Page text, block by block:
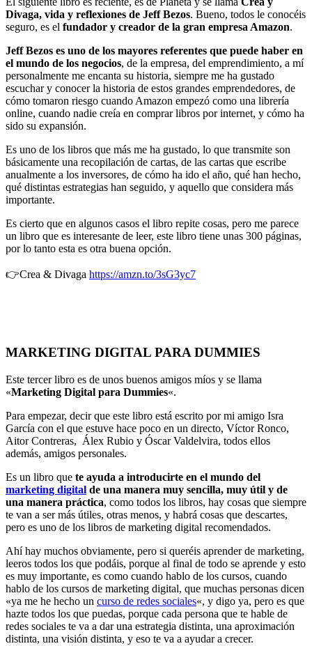
Divaga, vida y reflexiones de Jeff Bezos. Bueno, todos le conocéis
seguro, es el fundador y creador de la gran empresa Amazon.
Jeff Bezos es uno de los mayores referentes que puede haber en
el mundo de los negocios, de la empresa, del emprendimiento, a mí
personalmente me encanta su historia, siempre me ha gustado
escuchar y conocer la historia de estos grandes emprendedores, de
cómo tomaron riesgo cuando Amazon empezó como una librería
online, cuando nadie creía en comprar libros por internet, y cómo ha
sido su expansión.
Es uno de los libros que más me ha gustado, lo que transmite son
básicamente una recopilación de cartas, de las cartas que escribe
anualmente a los inversores, de cómo ha ido el año, qué han hecho,
qué distintas estrategias han seguido, y aquello que considera más
importante.
Es cierto que en algunos casos el libro repite cosas, pero me parece
un libro que es interesante de leer, este libro tiene unas 300 páginas,
por lo tanto esta es otra buena opción.
👉Crea & Divaga https://amzn.to/3sG3yc7
MARKETING DIGITAL PARA DUMMIES
Este tercer libro es de unos buenos amigos míos y se llama
«Marketing Digital para Dummies«.
Para empezar, decir que este libro está escrito por mi amigo Isra
García con el que estuve hace poco en un directo, Víctor Ronco,
Aitor Contreras, Álex Rubio y Óscar Valdelvira, todos ellos
además, amigos personales.
Es un libro que te ayuda a introducirte en el mundo del
marketing digital de una manera muy sencilla, muy útil y de
una manera práctica, como todos los libros, hay cosas que siempre
te van a ser más útiles, otras menos, y habrá cosas que descartes,
pero es uno de los libros de marketing digital recomendados.
Ahí hay muchos obviamente, pero si queréis aprender de marketing,
leeros todos los que podáis, porque al final de todo se aprende y esto
es muy importante, es como cuando hablo de los cursos, cuando
hablo de los cursos de marketing digital, que muchas personas dicen
«ya me he hecho un curso de redes sociales«, y digo ya, pero es que
hazte todos los que puedas, porque cada persona que te hable de
redes sociales te va a dar una estrategia distinta, una aproximación
distinta, una visión distinta, y eso te va a ayudar a crecer.